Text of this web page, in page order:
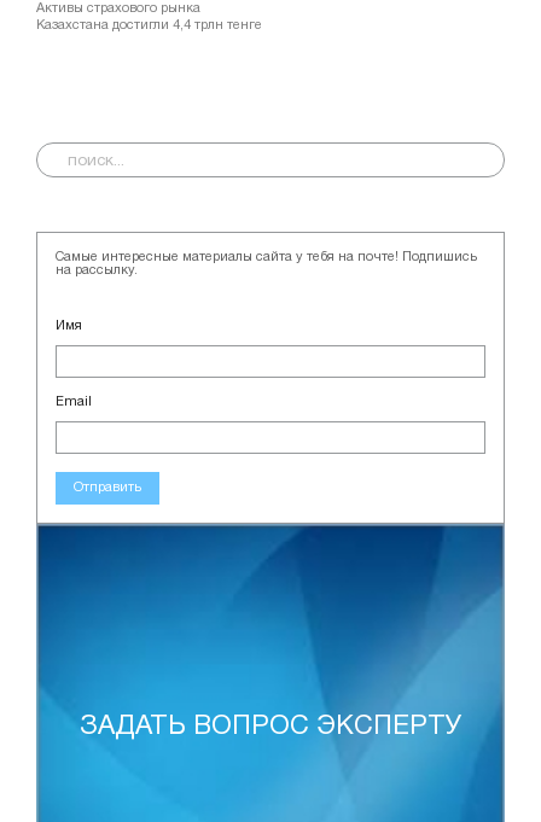
Активы страхового рынка
Казахстана достигли 4,4 трлн тенге
Самые интересные материалы сайта у тебя на почте! Подпишись
на рассылку.
Имя
Email
Отправить
ЗАДАТЬ ВОПРОС ЭКСПЕРТУ